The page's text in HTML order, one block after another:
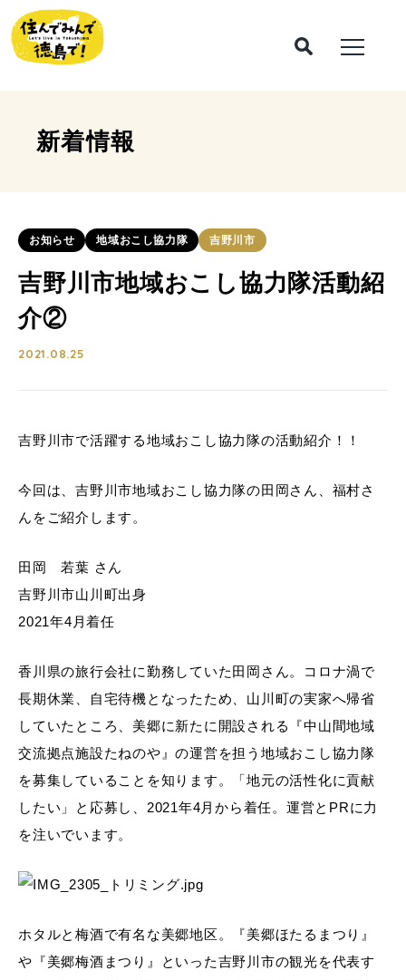
新着情報
お知らせ 地域おこし協力隊 吉野川市
吉野川市地域おこし協力隊活動紹
介②
2021.08.25
吉野川市で活躍する地域おこし協力隊の活動紹介！！
今回は、吉野川市地域おこし協力隊の田岡さん、福村さ
んをご紹介します。
田岡 若葉 さん
吉野川市山川町出身
2021年4月着任
香川県の旅行会社に勤務していた田岡さん。コロナ渦で
長期休業、自宅待機となったため、山川町の実家へ帰省
していたところ、美郷に新たに開設される『中山間地域
交流拠点施設たねのや』の運営を担う地域おこし協力隊
を募集していることを知ります。「地元の活性化に貢献
したい」と応募し、2021年4月から着任。運営とPRに力
を注いでいます。
ホタルと梅酒で有名な美郷地区。『美郷ほたるまつり』
や『美郷梅酒まつり』といった吉野川市の観光を代表す